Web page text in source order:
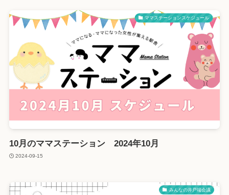
ママステーションスケジュール
10月のママステーション 2024年10月
2024-09-15
みんなの井戸端会議